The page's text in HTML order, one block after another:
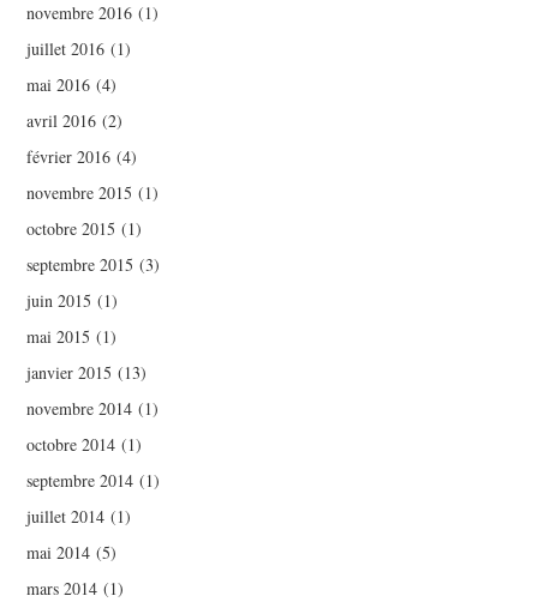
novembre 2016 (1)
juillet 2016 (1)
mai 2016 (4)
avril 2016 (2)
février 2016 (4)
novembre 2015 (1)
octobre 2015 (1)
septembre 2015 (3)
juin 2015 (1)
mai 2015 (1)
janvier 2015 (13)
novembre 2014 (1)
octobre 2014 (1)
septembre 2014 (1)
juillet 2014 (1)
mai 2014 (5)
mars 2014 (1)